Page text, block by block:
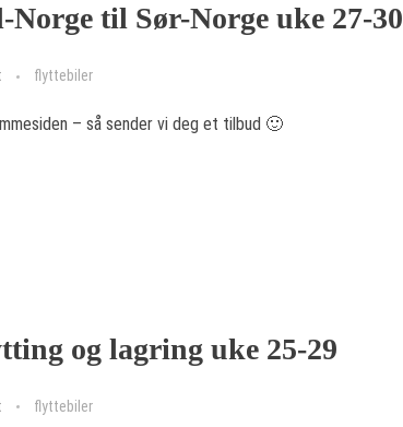
til Sør-Norge uke 27-30
flyttebiler
– så sender vi deg et tilbud 🙂
og lagring uke 25-29
flyttebiler